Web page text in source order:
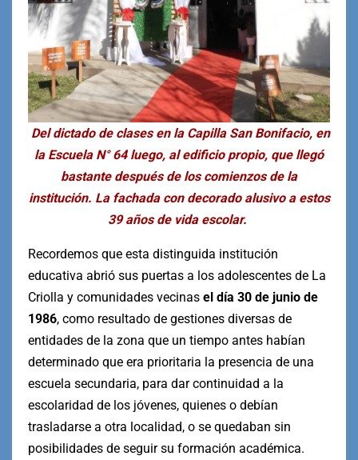
Del dictado de clases en la Capilla San Bonifacio, en
la Escuela N° 64 luego, al edificio propio, que llegó
bastante después de los comienzos de la
institución. La fachada con decorado alusivo a estos
39 años de vida escolar.
Recordemos que esta distinguida institución
educativa abrió sus puertas a los adolescentes de La
Criolla y comunidades vecinas el día 30 de junio de
1986, como resultado de gestiones diversas de
entidades de la zona que un tiempo antes habían
determinado que era prioritaria la presencia de una
escuela secundaria, para dar continuidad a la
escolaridad de los jóvenes, quienes o debían
trasladarse a otra localidad, o se quedaban sin
posibilidades de seguir su formación académica.